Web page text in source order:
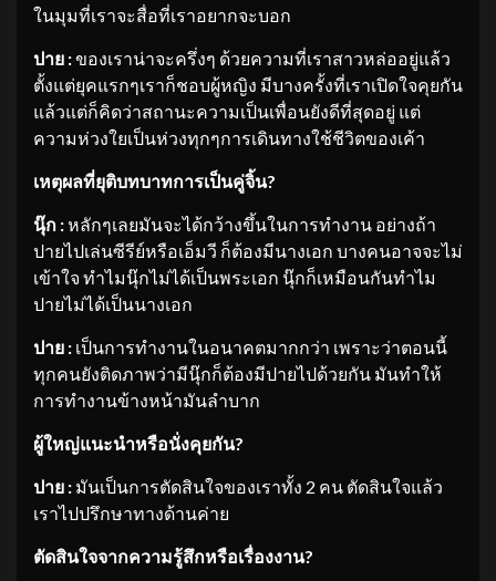
ในมุมที่เราจะสื่อที่เราอยากจะบอก
ปาย :ของเราน่าจะครึ่งๆ ด้วยความที่เราสาวหล่ออยู่แล้ว
ตั้งแต่ยุคแรกๆเราก็ชอบผู้หญิง มีบางครั้งที่เราเปิดใจคุยกัน
แล้วแต่ก็คิดว่าสถานะความเป็นเพื่อนยังดีที่สุดอยู่ แต่
ความห่วงใยเป็นห่วงทุกๆการเดินทางใช้ชีวิตของเค้า
เหตุผลที่ยุติบทบาทการเป็นคู่จิ้น?
นุ๊ก :หลักๆเลยมันจะได้กว้างขึ้นในการทำงาน อย่างถ้า
ปายไปเล่นซีรีย์หรือเอ็มวี ก็ต้องมีนางเอก บางคนอาจจะไม่
เข้าใจ ทำไมนุ๊กไม่ได้เป็นพระเอก นุ๊กก็เหมือนกันทำไม
ปายไม่ได้เป็นนางเอก
ปาย : เป็นการทำงานในอนาคตมากกว่า เพราะว่าตอนนี้
ทุกคนยังติดภาพว่ามีนุ๊กก็ต้องมีปายไปด้วยกัน มันทำให้
การทำงานข้างหน้ามันลำบาก
ผู้ใหญ่แนะนำหรือนั่งคุยกัน?
ปาย : มันเป็นการตัดสินใจของเราทั้ง 2 คน ตัดสินใจแล้ว
เราไปปรึกษาทางด้านค่าย
ตัดสินใจจากความรู้สึกหรือเรื่องงาน?